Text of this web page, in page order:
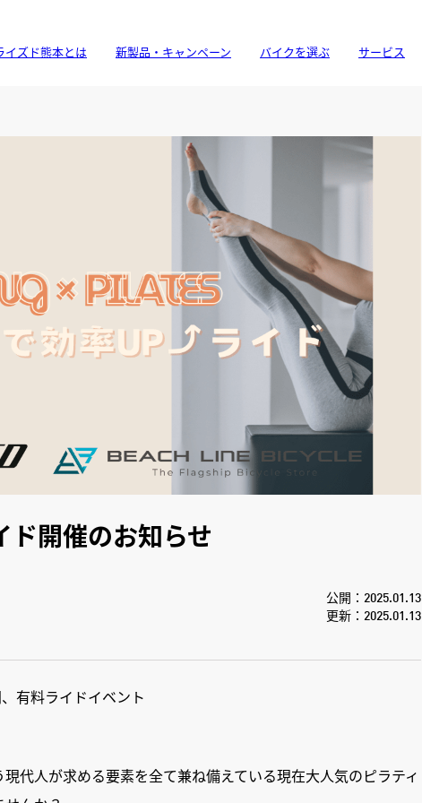
イズド熊本とは 新製品・キャンペーン バイクを選ぶ サービス
開催のお知らせ
公開：2025.01.13
更新：2025.01.13
有料ライドイベント
代人が求める要素を全て兼ね備えている現在大人気のピラティ